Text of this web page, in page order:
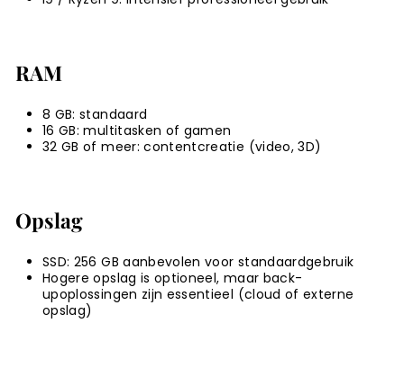
RAM
8 GB: standaard
16 GB: multitasken of gamen
32 GB of meer: contentcreatie (video, 3D)
Opslag
SSD: 256 GB aanbevolen voor standaardgebruik
Hogere opslag is optioneel, maar back-
upoplossingen zijn essentieel (cloud of externe
opslag)